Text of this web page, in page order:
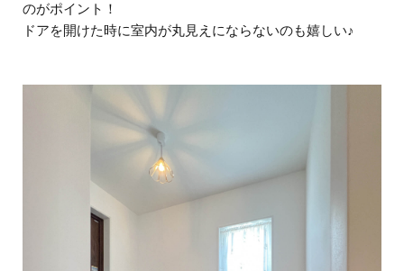
のがポイント！
ドアを開けた時に室内が丸見えにならないのも嬉しい♪